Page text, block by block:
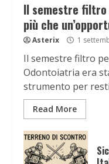
Il semestre filtro
più che
Asterix 1
Il semestre filtro
Odontoiatria era
strumento per
Read More